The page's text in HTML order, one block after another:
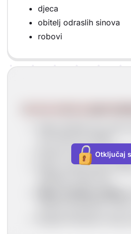
djeca
obitelj odraslih sinova
robovi
Dječaci postaju
Nakon očeve smrti
Otključaj